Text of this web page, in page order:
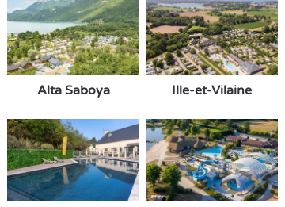
Alta Saboya Ille-et-Vilaine